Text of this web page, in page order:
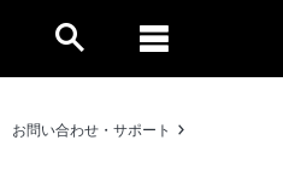
お問い合わせ・サポート